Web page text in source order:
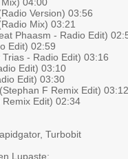
Version) 03:56
Mix) 03:21
Phaasm - Radio Edit)
Edit) 02:59
- Radio Edit) 03:16
Edit) 03:10
Edit) 03:30
F Remix Edit) 03:12
Edit) 02:34
Turbobit
Lupaste: